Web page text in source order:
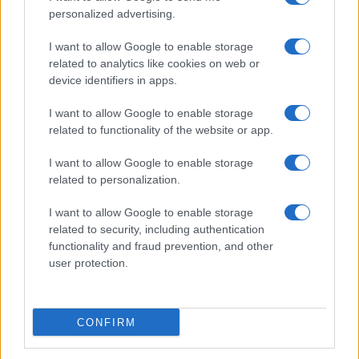
personalized advertising.
I want to allow Google to enable storage
related to analytics like cookies on web or
device identifiers in apps.
I want to allow Google to enable storage
related to functionality of the website or app.
I want to allow Google to enable storage
related to personalization.
I want to allow Google to enable storage
related to security, including authentication
functionality and fraud prevention, and other
user protection.
CONFIRM
9 Maggio 2018, 13:18
Gli abusivi di Ischia da condannare,
(25 agosto 2017)